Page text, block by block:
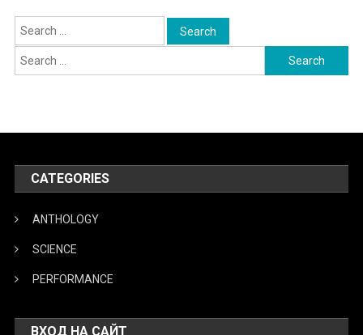
Search
for:
Search
for:
CATEGORIES
ANTHOLOGY
SCIENCE
PERFORMANCE
ВХОД НА САЙТ